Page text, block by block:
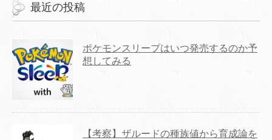
最近の投稿
ポケモンスリープはいつ発売するのか予
想してみる
【考察】ザルードの種族値から育成論を